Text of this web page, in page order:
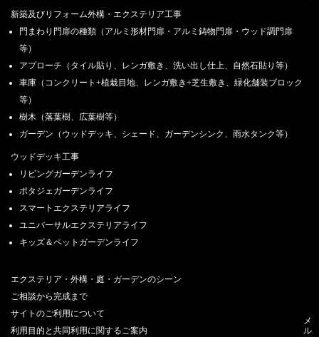
新築及びリフォーム外構・エクステリア工事
門まわり門扉の種類（アルミ形材門扉・アルミ鋳物門扉・ウッド調門扉
等）
アプローチ（タイル貼り、レンガ敷き、洗い出し仕上、自然石貼り等）
車庫（コンクリート+植栽目地、レンガ敷き+芝生敷き、緑化舗装ブロック
等）
樹木（落葉樹、広葉樹等）
ガーデン（ウッドデッキ、シェード、ガーデンシンク、雨水タンク等）
ウッドデッキ工事
リビングガーデンライフ
ポタジェガーデンライフ
スマートエクステリアライフ
ユニバーサルエクステリアライフ
キッズ＆ペットガーデンライフ
エクステリア・外構・庭・ガーデンのシーン
ご相談から完成まで
サイトのご利用について
利用目的と共同利用に関するご案内
メ
ル